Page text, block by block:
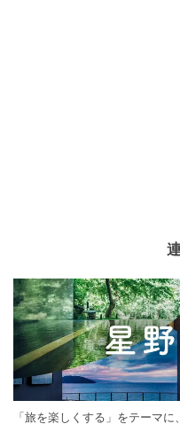
「旅を楽しくする」をテーマ